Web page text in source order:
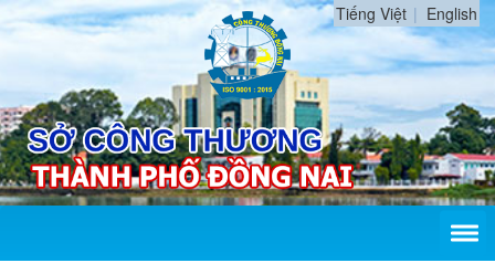
Tiếng Việt English